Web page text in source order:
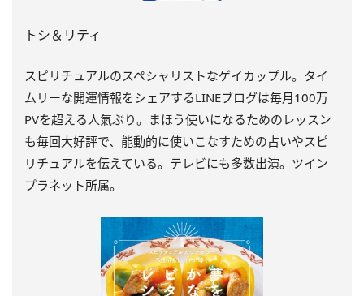
トシ＆リティ
スピリチュアルのスペシャリストなゲイカップル。タイ
ムリーな開運情報をシェアするLINEブログは毎月100万
PVを超える人氣ぶり。まほう使いになるためのレッスン
も毎回大好評で、能動的に使いこなすための占いやスピ
リチュアルを伝えている。テレビにも多数出演。ツイン
プラネット所属。